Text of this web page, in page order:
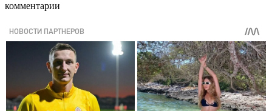
комментарии